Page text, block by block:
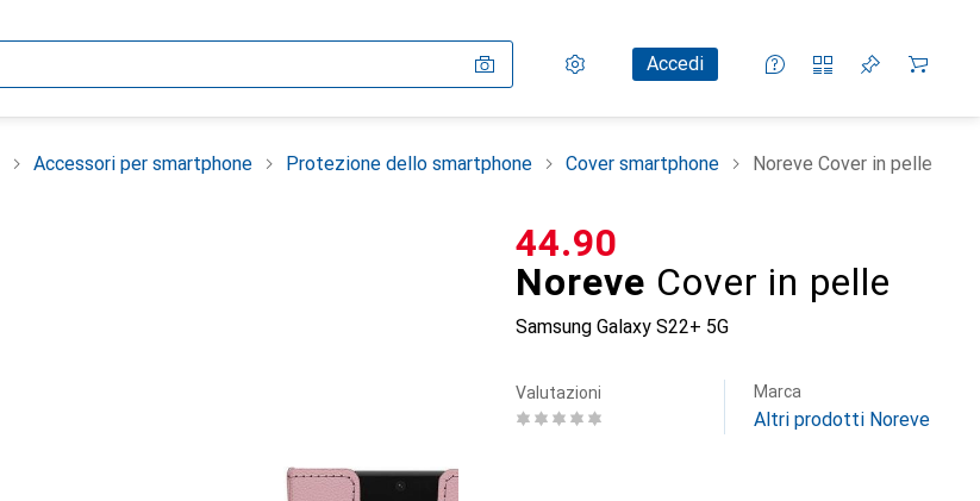
Impostazioni
Conto clienteAccedi
Liste di confronto
Liste dei desideri
Carrello
Accessori per smartphone Protezione dello smartphone Cover smartphone Noreve Cover in pelle
Noreve Cover in pelle
Samsung Galaxy S22+ 5G
CHF
44.90
Valutazioni Marca
Altri prodotti Noreve